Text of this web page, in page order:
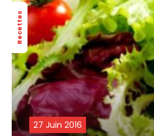
Recettes
27 Juin 2016